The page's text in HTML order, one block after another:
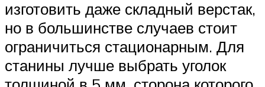
изготовить даже складный верстак,
но в большинстве случаев стоит
ограничиться стационарным. Для
станины лучше выбрать уголок